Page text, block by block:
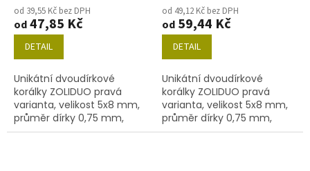
od 39,55 Kč bez DPH
od47,85 Kč
DETAIL
Unikátní dvoudírkové
korálky ZOLIDUO pravá
varianta, velikost 5x8 mm,
průměr dírky 0,75 mm,
obsah balení 20 ks nebo
od 49,12 Kč bez DPH
od 59,44 Kč
DETAIL
Unikátní dvoudírkové
korálky ZOLIDUO pravá
varianta, velikost 5x8 mm,
průměr dírky 0,75 mm,
obsah balení 20 ks nebo